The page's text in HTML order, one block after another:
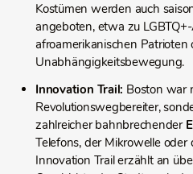
Kostümen werden auch
angeboten, etwa zu
afroamerikanischen Patrioten
Unabhängigkeitsbewegung.
Innovation Trail: Boston war
Revolutionswegbereiter,
zahlreicher bahnbrechender
Telefons, der Mikrowelle
Innovation Trail erzählt an